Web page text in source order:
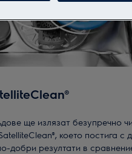
ще излязат безупречно
което постига с
добри резултати в